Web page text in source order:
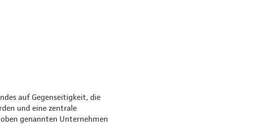
auf Gegenseitigkeit, die
und eine zentrale
genannten Unternehmen